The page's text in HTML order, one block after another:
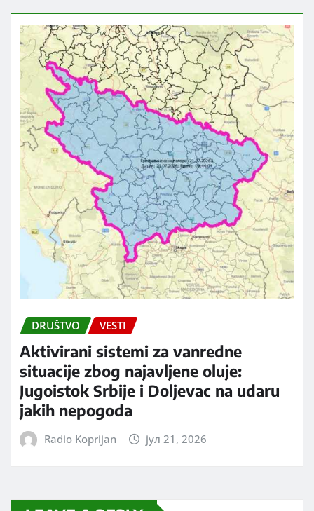
DRUŠTVO VESTI
Aktivirani sistemi za vanredne
situacije zbog najavljene oluje:
Jugoistok Srbije i Doljevac na udaru
jakih nepogoda
Radio Koprijan јул 21, 2026